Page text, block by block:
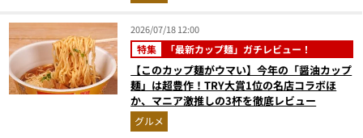
2026/07/18 12:00
特集 「最新カップ麺」ガチレビュー！
【このカップ麺がウマい】今年の「醤油カップ
麺」は超豊作！TRY大賞1位の名店コラボほ
か、マニア激推しの3杯を徹底レビュー
グルメ